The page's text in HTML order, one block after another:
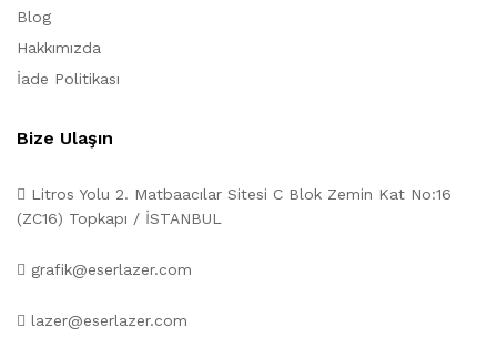
Blog
Hakkımızda
İade Politikası
Bize Ulaşın
Litros Yolu 2. Matbaacılar Sitesi C Blok Zemin Kat No:16
(ZC16) Topkapı / İSTANBUL
grafik@eserlazer.com
lazer@eserlazer.com